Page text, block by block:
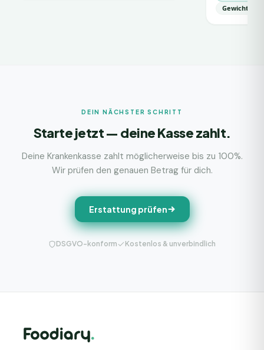
DEIN NÄCHSTER SCHRITT
Starte jetzt — deine Kasse zahlt.
Deine Krankenkasse zahlt möglicherweise bis zu 100%.
Wir prüfen den genauen Betrag für dich.
Erstattung prüfen
DSGVO-konform Kostenlos & unverbindlich